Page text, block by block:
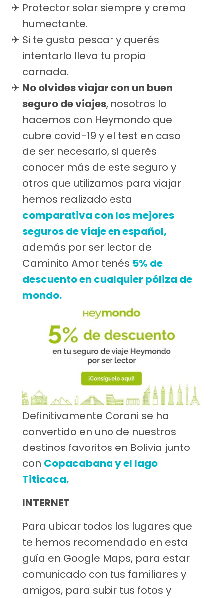
Protector solar siempre y crema
humectante.
Si te gusta pescar y querés
intentarlo lleva tu propia
carnada.
No olvides viajar con un buen
seguro de viajes, nosotros lo
hacemos con Heymondo que
cubre covid-19 y el test en caso
de ser necesario, si querés
conocer más de este seguro y
otros que utilizamos para viajar
hemos realizado esta
comparativa con los mejores
seguros de viaje en español,
además por ser lector de
Caminito Amor tenés 5% de
descuento en cualquier póliza de
mondo.
Definitivamente Corani se ha
convertido en uno de nuestros
destinos favoritos en Bolivia junto
con Copacabana y el lago
Titicaca.
INTERNET
Para ubicar todos los lugares que
te hemos recomendado en esta
guía en Google Maps, para estar
comunicado con tus familiares y
amigos, para subir tus fotos y